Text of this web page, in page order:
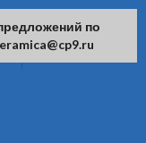
Химия
по